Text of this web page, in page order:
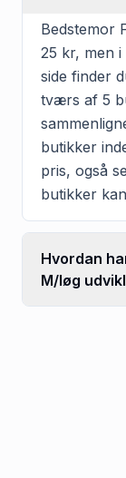
Bedstemor
25 kr, men
side finder
tværs af 5
butikker
pris, også
butikker
Hvordan
M/løg